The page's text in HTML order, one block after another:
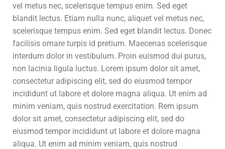
vel metus nec, scelerisque tempus enim. Sed eget
blandit lectus. Etiam nulla nunc, aliquet vel metus nec,
scelerisque tempus enim. Sed eget blandit lectus. Donec
facilisis ornare turpis id pretium. Maecenas scelerisque
interdum dolor in vestibulum. Proin euismod dui purus,
non lacinia ligula luctus. Lorem ipsum dolor sit amet,
consectetur adipiscing elit, sed do eiusmod tempor
incididunt ut labore et dolore magna aliqua. Ut enim ad
minim veniam, quis nostrud exercitation. Rem ipsum
dolor sit amet, consectetur adipiscing elit, sed do
eiusmod tempor incididunt ut labore et dolore magna
aliqua. Ut enim ad minim veniam, quis nostrud